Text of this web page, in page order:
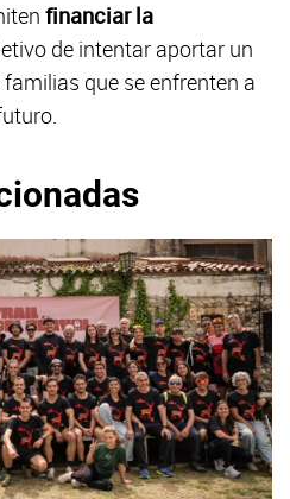
financiar la
de intentar aportar un
que se enfrenten a